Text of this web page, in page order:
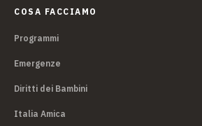
COSA FACCIAMO
Programmi
Emergenze
Diritti dei Bambini
Italia Amica